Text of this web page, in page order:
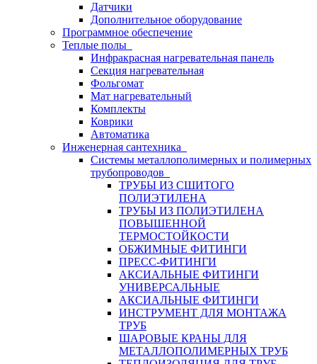
Датчики
Дополнительное оборудование
Программное обеспечение
Теплые полы
Инфракрасная нагревательная панель
Секция нагревательная
Фольгомат
Мат нагревательный
Комплекты
Коврики
Автоматика
Инженерная сантехника
Системы металлополимерных и полимерных
трубопроводов
ТРУБЫ ИЗ СШИТОГО
ПОЛИЭТИЛЕНА
ТРУБЫ ИЗ ПОЛИЭТИЛЕНА
ПОВЫШЕННОЙ
ТЕРМОСТОЙКОСТИ
ОБЖИМНЫЕ ФИТИНГИ
ПРЕСС-ФИТИНГИ
АКСИАЛЬНЫЕ ФИТИНГИ
УНИВЕРСАЛЬНЫЕ
АКСИАЛЬНЫЕ ФИТИНГИ
ИНСТРУМЕНТ ДЛЯ МОНТАЖА
ТРУБ
ШАРОВЫЕ КРАНЫ ДЛЯ
МЕТАЛЛОПОЛИМЕРНЫХ ТРУБ